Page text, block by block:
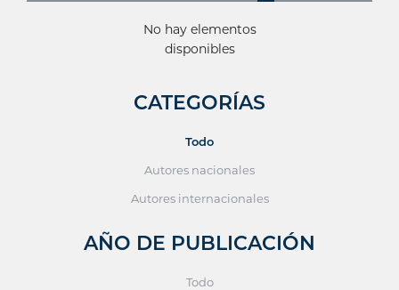
No hay elementos
disponibles
CATEGORÍAS
Todo
Autores nacionales
Autores internacionales
AÑO DE PUBLICACIÓN
Todo